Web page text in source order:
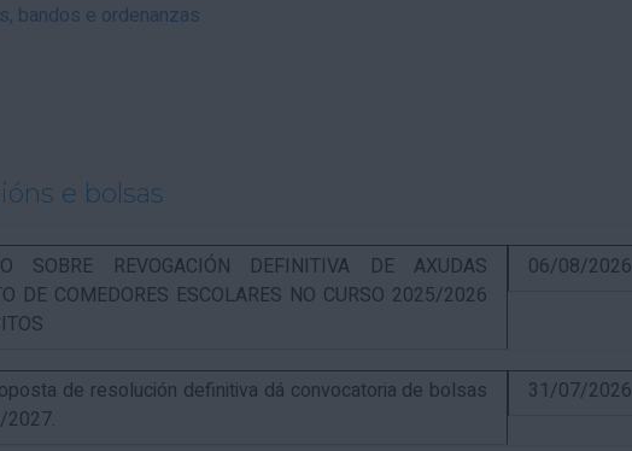
bandos e ordenanzas
e bolsas
SOBRE REVOGACIÓN DEFINITIVA DE AXUDAS
DE COMEDORES ESCOLARES NO CURSO 2025/2026
06/08/2026
de resolución definitiva dá convocatoria de bolsas
2027.
31/07/2026